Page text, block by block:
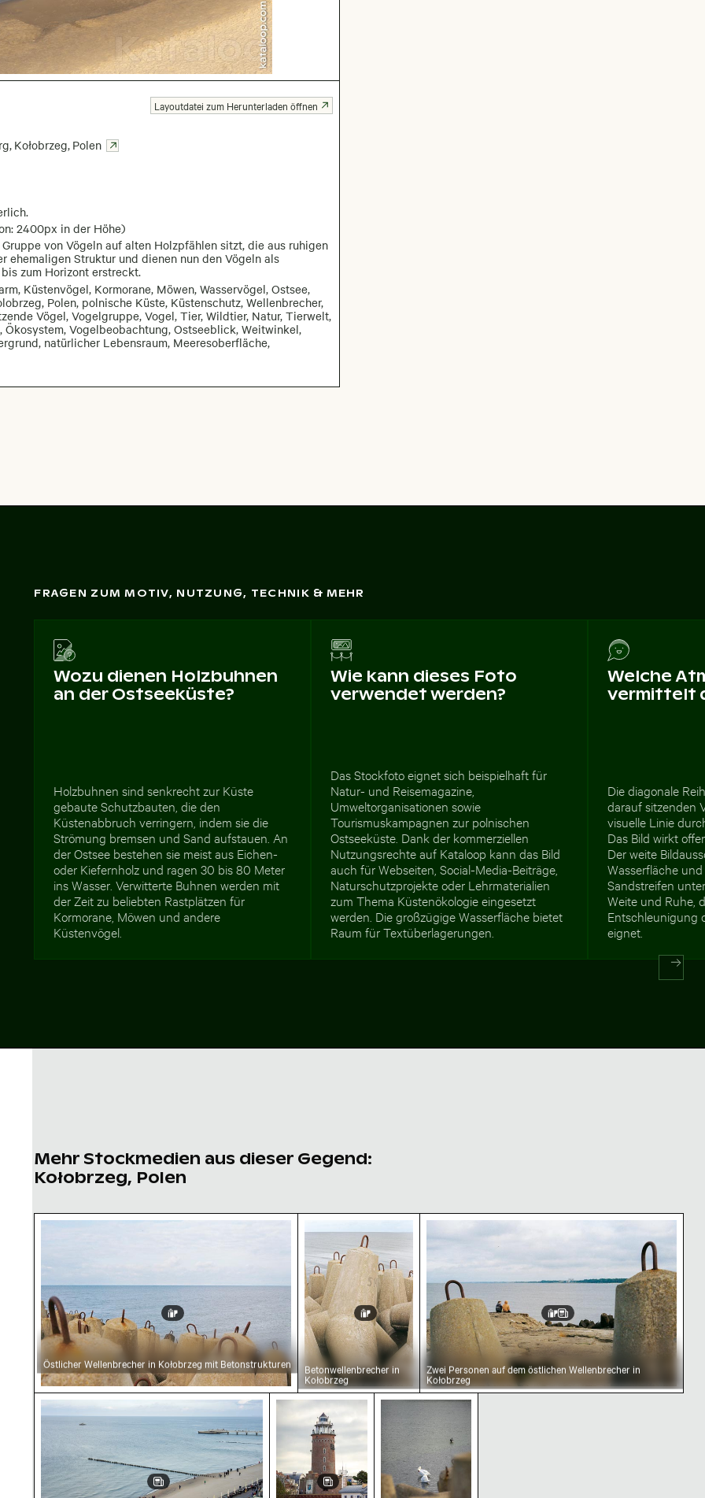
, Kołobrzeg, Polen
2400px in der Höhe)
von Vögeln auf alten Holzpfählen sitzt, die aus ruhigen
ehemaligen Struktur und dienen nun den Vögeln als
zum Horizont erstreckt.
Küstenvögel, Kormorane, Möwen, Wasservögel, Ostsee,
Polen, polnische Küste, Küstenschutz, Wellenbrecher,
Vögel, Vogelgruppe, Vogel, Tier, Wildtier, Natur, Tierwelt,
Vogelbeobachtung, Ostseeblick, Weitwinkel,
natürlicher Lebensraum, Meeresoberfläche,
Layoutdatei zum Herunterladen öffnen
FRAGEN ZUM MOTIV, NUTZUNG, TECHNIK & MEHR
Wozu dienen Holzbuhnen
an der Ostseeküste?
Holzbuhnen sind senkrecht zur Küste
gebaute Schutzbauten, die den
Küstenabbruch verringern, indem sie die
Strömung bremsen und Sand aufstauen. An
der Ostsee bestehen sie meist aus Eichen-
oder Kiefernholz und ragen 30 bis 80 Meter
ins Wasser. Verwitterte Buhnen werden mit
der Zeit zu beliebten Rastplätzen für
Kormorane, Möwen und andere
Küstenvögel.
Wie kann dieses Foto
verwendet werden?
Das Stockfoto eignet sich beispielhaft für
Natur- und Reisemagazine,
Umweltorganisationen sowie
Tourismuskampagnen zur polnischen
Ostseeküste. Dank der kommerziellen
Nutzungsrechte auf Kataloop kann das Bild
auch für Webseiten, Social-Media-Beiträge,
Naturschutzprojekte oder Lehrmaterialien
zum Thema Küstenökologie eingesetzt
werden. Die großzügige Wasserfläche bietet
Raum für Textüberlagerungen.
Welche
vermittelt
Die diagonale
darauf sitzenden
visuelle Linie
Das Bild wirkt
Der weite
Wasserfläche
Sandstreifen
Weite und Ruhe,
Entschleunigung
eignet.
Mehr Stockmedien aus dieser Gegend:
Kołobrzeg, Polen
Östlicher Wellenbrecher in Kołobrzeg mit Betonstrukturen
Östlicher Wellenbrecher in Kołobrzeg mit Betonstrukturen
Betonwellenbrecher in Kołobrzeg
Betonwellenbrecher in
Kołobrzeg
Zwei Personen auf dem östlichen
Zwei Personen auf dem östlichen Wellenbrecher in
Kołobrzeg
Strandpromenade mit Menschen und StrandcafésLeuchtturm Kolberg, Ikonisches Seefahrtsdenkmal in Polen
Schwäne auf der Ostsee bei Kolberg im